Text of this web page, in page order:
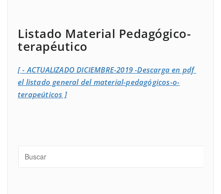
Listado Material Pedagógico-
terapéutico
[ - ACTUALIZADO DICIEMBRE-2019 -Descarga en pdf
el listado general del material-pedagógicos-o-
terapeúticos ]